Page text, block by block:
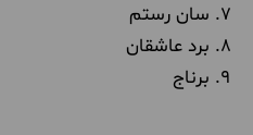
سان رستم
برد عاشقان
برناج